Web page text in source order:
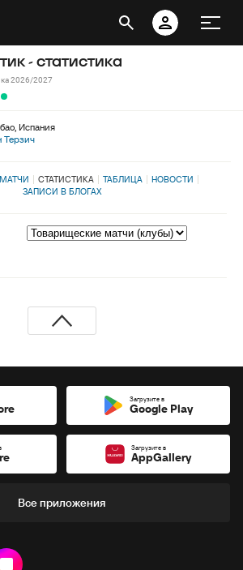
- статистика
2026/2027
Испания
Терзич
МАТЧИ СТАТИСТИКА ТАБЛИЦА
НОВОСТИ
ЗАПИСИ В БЛОГАХ
Загрузите в
Google Play
Загрузите в
AppGallery
Все приложения